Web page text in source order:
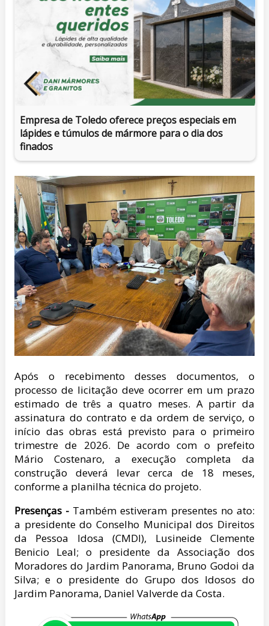
Empresa de Toledo oferece preços especiais em
lápides e túmulos de mármore para o dia dos
finados
Após o recebimento desses documentos, o
processo de licitação deve ocorrer em um prazo
estimado de três a quatro meses. A partir da
assinatura do contrato e da ordem de serviço, o
início das obras está previsto para o primeiro
trimestre de 2026. De acordo com o prefeito
Mário Costenaro, a execução completa da
construção deverá levar cerca de 18 meses,
conforme a planilha técnica do projeto.
Presenças - Também estiveram presentes no ato:
a presidente do Conselho Municipal dos Direitos
da Pessoa Idosa (CMDI), Lusineide Clemente
Benicio Leal; o presidente da Associação dos
Moradores do Jardim Panorama, Bruno Godoi da
Silva; e o presidente do Grupo dos Idosos do
Jardim Panorama, Daniel Valverde da Costa.